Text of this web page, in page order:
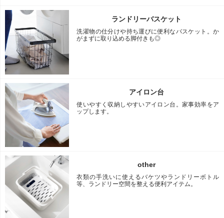
ランドリーバスケット
洗濯物の仕分けや持ち運びに便利なバスケット。か
がまずに取り込める脚付きも◎
アイロン台
使いやすく収納しやすいアイロン台。家事効率をア
ップします。
other
衣類の手洗いに使えるバケツやランドリーボトル
等、ランドリー空間を整える便利アイテム。